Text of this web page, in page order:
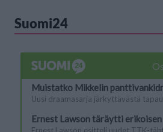
Suomi24